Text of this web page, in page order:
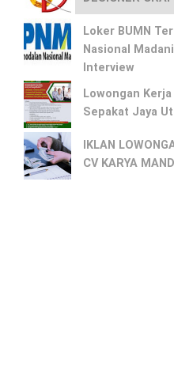
Loker BUMN
Nasional
Interview
Lowongan
Sepakat Jaya
IKLAN
CV KARYA